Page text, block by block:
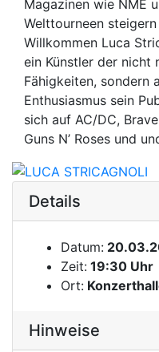
Magazinen wie NME
Welttourneen
Willkommen Luca
ein Künstler der nicht
Fähigkeiten, sondern
Enthusiasmus sein
sich auf AC/DC,
Guns N’ Roses und
Details
Datum:
Zeit: 19:30 Uhr
Ort:
Hinweise